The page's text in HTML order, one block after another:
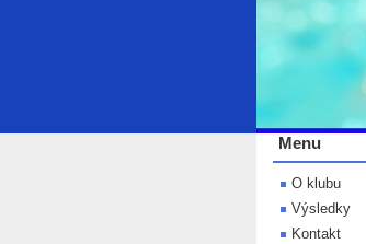
Menu
O klubu
Výsledky
Kontakt